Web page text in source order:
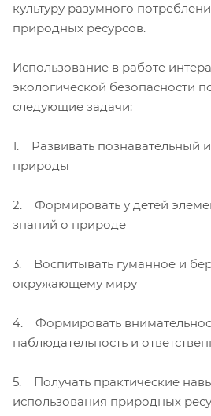
культуру разумного
природных ресурсов.
Использование в работе
экологической безопасности
следующие задачи:
1. Развивать познавательный
природы
2. Формировать у детей
знаний о природе
3. Воспитывать гуманное и
окружающему миру
4. Формировать
наблюдательность и
5. Получать практические
использования природных